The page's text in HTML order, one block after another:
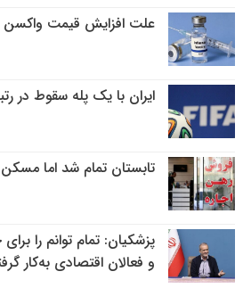
علت افزایش قیمت واکسن
ایران با یک پله سقوط در
تابستان تمام شد اما
پزشکیان: تمام توانم را
و فعالان اقتصادی به‌کار